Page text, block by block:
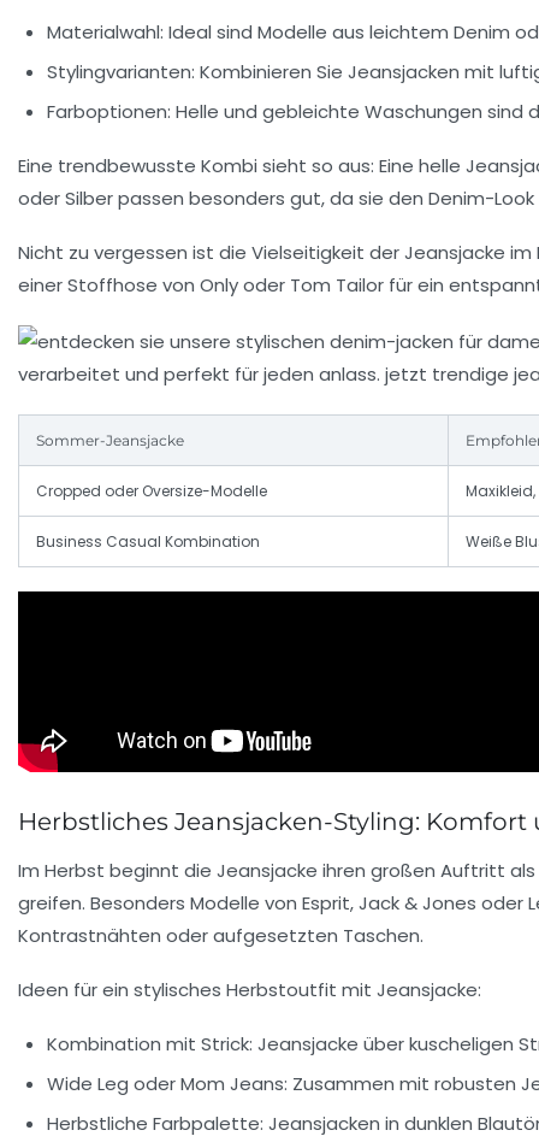
Materialwahl: Ideal sind Modelle aus leichtem Denim
Stylingvarianten: Kombinieren Sie Jeansjacken mit
Farboptionen: Helle und gebleichte Waschungen sind
Eine trendbewusste Kombi sieht so aus: Eine helle
oder Silber passen besonders gut, da sie den Denim-
Nicht zu vergessen ist die Vielseitigkeit der Jeansjacke
einer Stoffhose von Only oder Tom Tailor für ein
Sommer-Jeansjacke
Cropped oder Oversize-Modelle
Business Casual Kombination Weiße
Herbstliches Jeansjacken-Styling:
Im Herbst beginnt die Jeansjacke ihren großen Auftritt
greifen. Besonders Modelle von Esprit, Jack & Jones
Kontrastnähten oder aufgesetzten Taschen.
Ideen für ein stylisches Herbstoutfit mit Jeansjacke:
Kombination mit Strick: Jeansjacke über kuscheligen
Wide Leg oder Mom Jeans: Zusammen mit robusten
Herbstliche Farbpalette: Jeansjacken in dunklen